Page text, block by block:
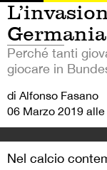
Germania
Perché tanti
giocare in
di Alfonso Fasano
06 Marzo 2019
Nel calcio